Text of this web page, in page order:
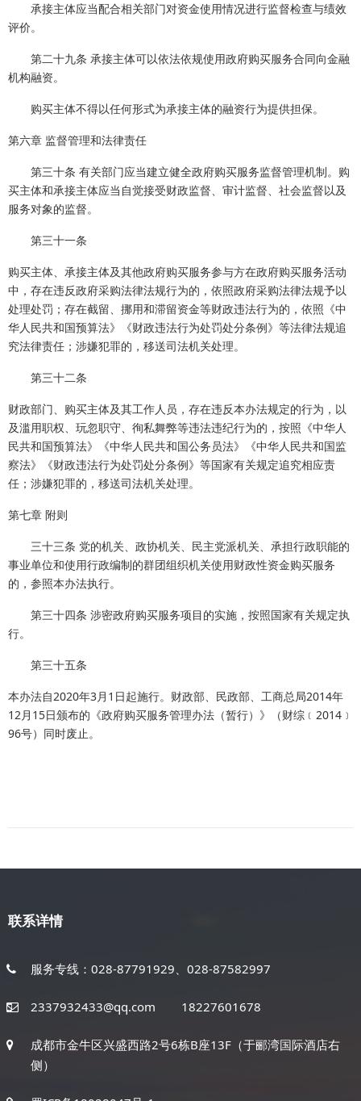
承接主体应当配合相关部门对资金使用情况进行监督检查与绩效
评价。
第二十九条 承接主体可以依法依规使用政府购买服务合同向金融
机构融资。
购买主体不得以任何形式为承接主体的融资行为提供担保。
第六章 监督管理和法律责任
第三十条 有关部门应当建立健全政府购买服务监督管理机制。购
买主体和承接主体应当自觉接受财政监督、审计监督、社会监督以及
服务对象的监督。
第三十一条
购买主体、承接主体及其他政府购买服务参与方在政府购买服务活动
中，存在违反政府采购法律法规行为的，依照政府采购法律法规予以
处理处罚；存在截留、挪用和滞留资金等财政违法行为的，依照《中
华人民共和国预算法》《财政违法行为处罚处分条例》等法律法规追
究法律责任；涉嫌犯罪的，移送司法机关处理。
第三十二条
财政部门、购买主体及其工作人员，存在违反本办法规定的行为，以
及滥用职权、玩忽职守、徇私舞弊等违法违纪行为的，按照《中华人
民共和国预算法》《中华人民共和国公务员法》《中华人民共和国监
察法》《财政违法行为处罚处分条例》等国家有关规定追究相应责
任；涉嫌犯罪的，移送司法机关处理。
第七章 附则
三十三条 党的机关、政协机关、民主党派机关、承担行政职能的
事业单位和使用行政编制的群团组织机关使用财政性资金购买服务
的，参照本办法执行。
第三十四条 涉密政府购买服务项目的实施，按照国家有关规定执
行。
第三十五条
本办法自2020年3月1日起施行。财政部、民政部、工商总局2014年
12月15日颁布的《政府购买服务管理办法（暂行）》（财综﹝2014﹞
96号）同时废止。
联系详情
服务专线：028-87791929、028-87582997
2337932433@qq.com 18227601678
成都市金牛区兴盛西路2号6栋B座13F（于郦湾国际酒店右
侧）